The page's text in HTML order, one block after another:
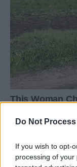
Do Not
If you wish to opt-
processing of